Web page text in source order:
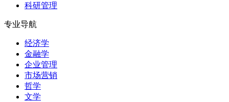
科研管理
专业导航
经济学
金融学
企业管理
市场营销
哲学
文学